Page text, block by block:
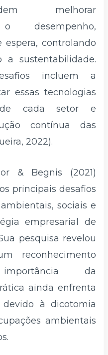
melhorar
o desempenho,
controlando
a sustentabilidade.
incluem a
essas tecnologias
de cada setor e
contínua das
2022).
& Begnis (2021)
principais desafios
sociais e
empresarial de
pesquisa revelou
reconhecimento
da
ainda enfrenta
devido à dicotomia
ambientais